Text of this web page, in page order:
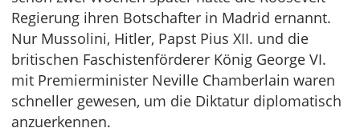
Regierung ihren Botschafter in Madrid ernannt.
Nur Mussolini, Hitler, Papst Pius XII. und die
britischen Faschistenförderer König George VI.
mit Premierminister Neville Chamberlain waren
schneller gewesen, um die Diktatur diplomatisch
anzuerkennen.